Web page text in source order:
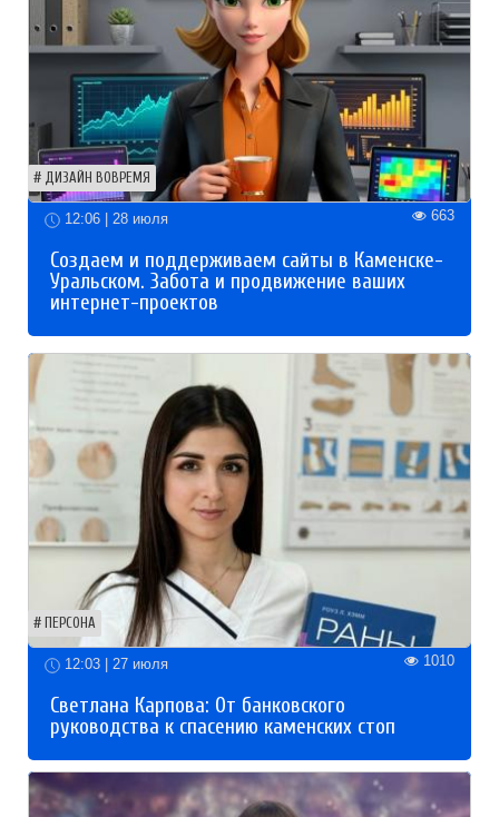
ДИЗАЙН ВОВРЕМЯ
12:06 | 28 июля 663
Создаем и поддерживаем сайты в Каменске-
Уральском. Забота и продвижение ваших
интернет-проектов
ПЕРСОНА
12:03 | 27 июля 1010
Светлана Карпова: От банковского
руководства к спасению каменских стоп